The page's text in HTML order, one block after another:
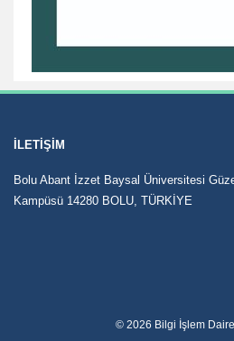
İLETIŞIM
Bolu Abant İzzet Baysal Üniversitesi
Kampüsü 14280 BOLU, TÜRKİYE
© 2026 Bilgi İşlem Daire